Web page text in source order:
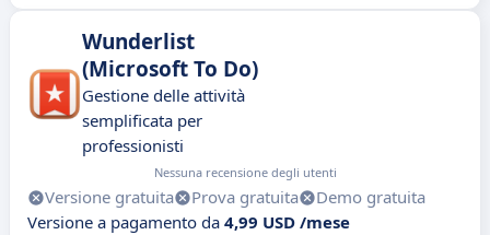
Wunderlist
(Microsoft To Do)
Gestione delle attività
semplificata per
professionisti
Nessuna recensione degli utenti
Versione gratuita Prova gratuita
Demo gratuita
Versione a pagamento da 4,99 USD /mese